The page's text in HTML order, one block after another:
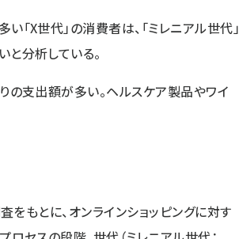
X世代」の消費者は、「ミレニアル世代」
分析している。
の支出額が多い。ヘルスケア製品やワイ
もとに、オンラインショッピングに対す